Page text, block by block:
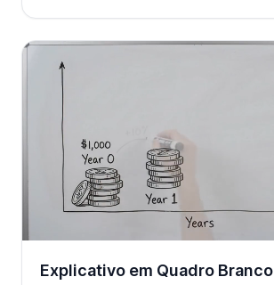
Explicativo em Quadro Branco